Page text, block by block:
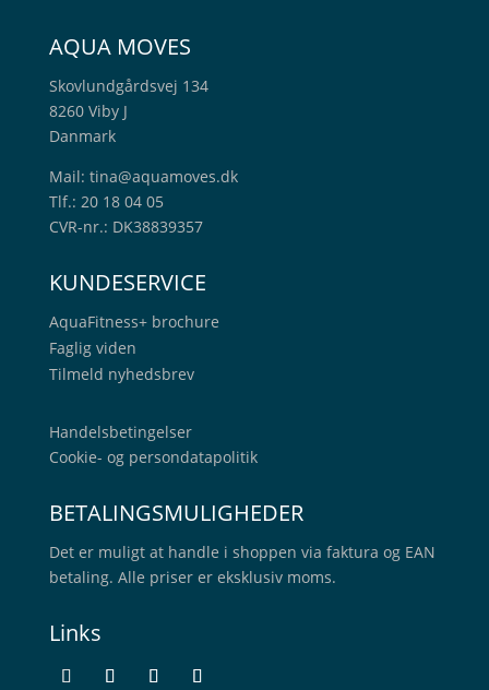
AQUA MOVES
Skovlundgårdsvej 134
8260 Viby J
Danmark
Mail: tina@aquamoves.dk
Tlf.: 20 18 04 05
CVR-nr.: DK38839357
KUNDESERVICE
AquaFitness+ brochure
Faglig viden
Tilmeld nyhedsbrev
Handelsbetingelser
Cookie- og persondatapolitik
BETALINGSMULIGHEDER
Det er muligt at handle i shoppen via faktura og EAN
betaling. Alle priser er eksklusiv moms.
Links